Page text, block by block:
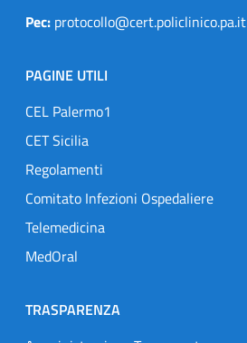
Pec: protocollo@cert.policlinico.pa.it
PAGINE UTILI
CEL Palermo1
CET Sicilia
Regolamenti
Comitato Infezioni Ospedaliere
Telemedicina
MedOral
TRASPARENZA